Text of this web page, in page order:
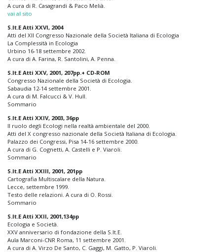
A cura di R. Casagrandi & Paco Melià.
vai al sito
S.It.E Atti XXVI, 2004
Atti del XII Congresso Nazionale della Società Italiana di Ecologia
La Complessità in Ecologia
Urbino 16-18 settembre 2002.
A cura di A. Farina, R. Santolini, A. Penna.
S.It.E Atti XXV, 2001, 207pp.+ CD-ROM
Congresso Nazionale della Società di Ecologia.
Sabaudia 12-14 settembre 2001.
A cura di M. Falcucci & V. Hull.
Sommario
S.It.E Atti XXIV, 2003, 36pp
Il ruolo degli Ecologi nella realtà ambientale del 2000.
Atti del X congresso nazionale della Società Italiana di Ecologia.
Palazzo dei Congressi, Pisa 14-16 settembre 2000.
A cura di G. Cognetti, A. Castelli e P. Viaroli.
Sommario
S.It.E Atti XXIII, 2001, 201pp
Cartografia Multiscalare della Natura.
Lecce, settembre 1999.
Testo delle relazioni. A cura di O. Rossi.
Sommario
S.It.E Atti XXII, 2001,134pp
Ecologia e Società.
XXV anniversario di fondazione della S.It.E.
Aula Marconi-CNR Roma, 11 settembre 2001.
A cura di A. Virzo De Santo, C. Gaggi, M. Gatto, P. Viaroli.